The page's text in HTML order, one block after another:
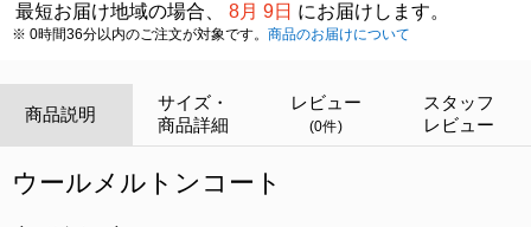
最短お届け地域の場合、 8月 9日 にお届けします。
※ 0時間36分以内のご注文が対象です。 商品のお届けについて
商品説明
サイズ・
商品詳細
レビュー
(0件)
スタッフ
レビュー
ウールメルトンコート